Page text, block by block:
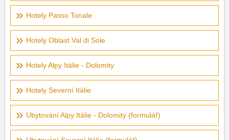
Hotely Passo Tonale
Hotely Oblast Val di Sole
Hotely Alpy Itálie - Dolomity
Hotely Severní Itálie
Ubytování Alpy Itálie - Dolomity (formulář)